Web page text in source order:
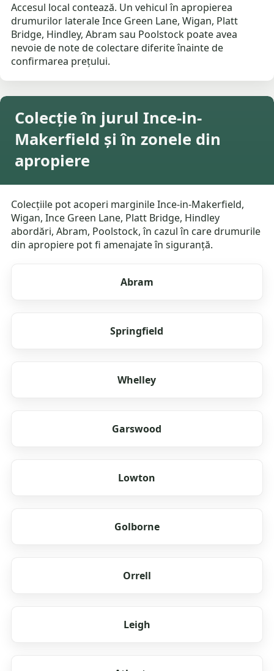
Accesul local contează. Un vehicul în apropierea
drumurilor laterale Ince Green Lane, Wigan, Platt
Bridge, Hindley, Abram sau Poolstock poate avea
nevoie de note de colectare diferite înainte de
confirmarea prețului.
Colecție în jurul Ince-in-
Makerfield și în zonele din
apropiere
Colecțiile pot acoperi marginile Ince-in-Makerfield,
Wigan, Ince Green Lane, Platt Bridge, Hindley
abordări, Abram, Poolstock, în cazul în care drumurile
din apropiere pot fi amenajate în siguranță.
Abram
Springfield
Whelley
Garswood
Lowton
Golborne
Orrell
Leigh